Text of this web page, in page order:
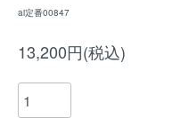
ai定番00847
13,200円(税込)